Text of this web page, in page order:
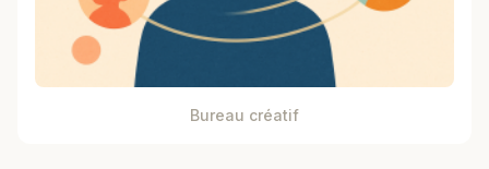
Bureau créatif